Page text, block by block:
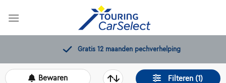
Gratis 12 maanden pechverhelping
Filteren (1)
Bewaren